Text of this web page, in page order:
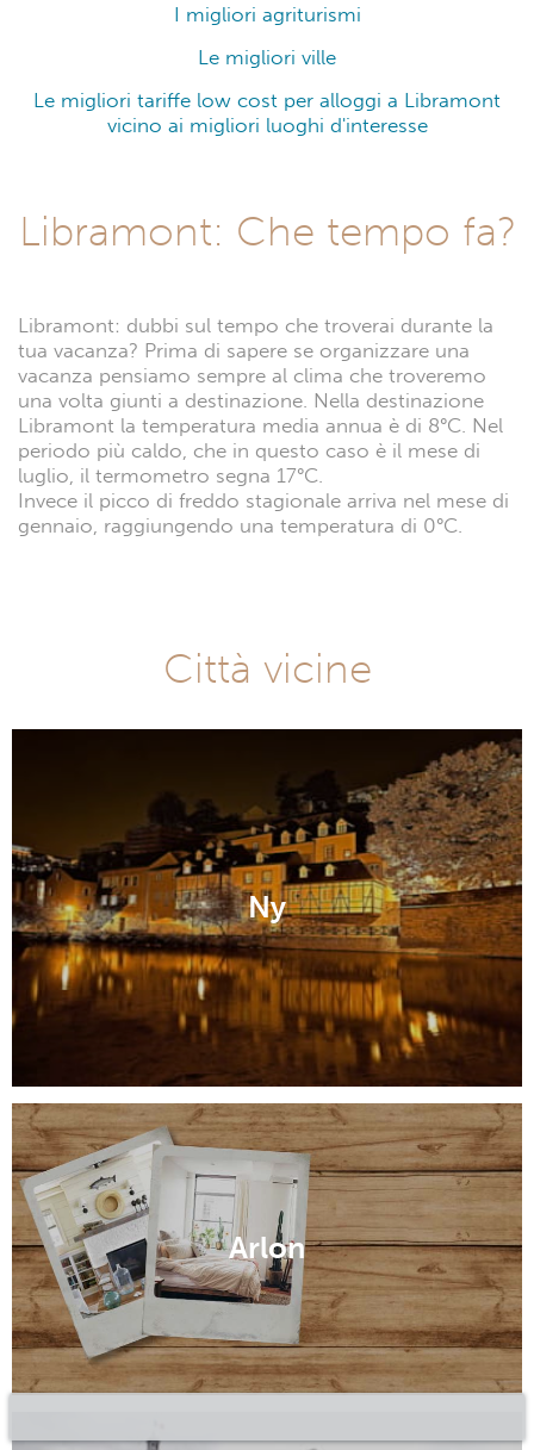
I migliori agriturismi
Le migliori ville
Le migliori tariffe low cost per alloggi a Libramont
vicino ai migliori luoghi d'interesse
Libramont: Che tempo fa?
Libramont: dubbi sul tempo che troverai durante la
tua vacanza? Prima di sapere se organizzare una
vacanza pensiamo sempre al clima che troveremo
una volta giunti a destinazione. Nella destinazione
Libramont la temperatura media annua è di 8°C. Nel
periodo più caldo, che in questo caso è il mese di
luglio, il termometro segna 17°C.
Invece il picco di freddo stagionale arriva nel mese di
gennaio, raggiungendo una temperatura di 0°C.
Città vicine
Ny
Arlon